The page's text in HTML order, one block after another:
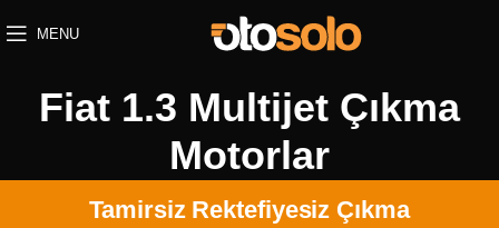
MENU
Fiat 1.3 Multijet Çıkma
Motorlar
Anasayfa»Fiat 1.3 Multijet Çıkma Motorlar
Tamirsiz Rektefiyesiz Çıkma